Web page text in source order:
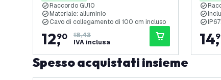
Raccordo GU10
Materiale: alluminio
Cavo di collegamento di 100 cm incluso
12,
90
18,43
IVA inclusa
14,
Spesso acquistati insieme